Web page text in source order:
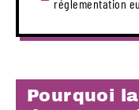
réglementation
Pourquoi